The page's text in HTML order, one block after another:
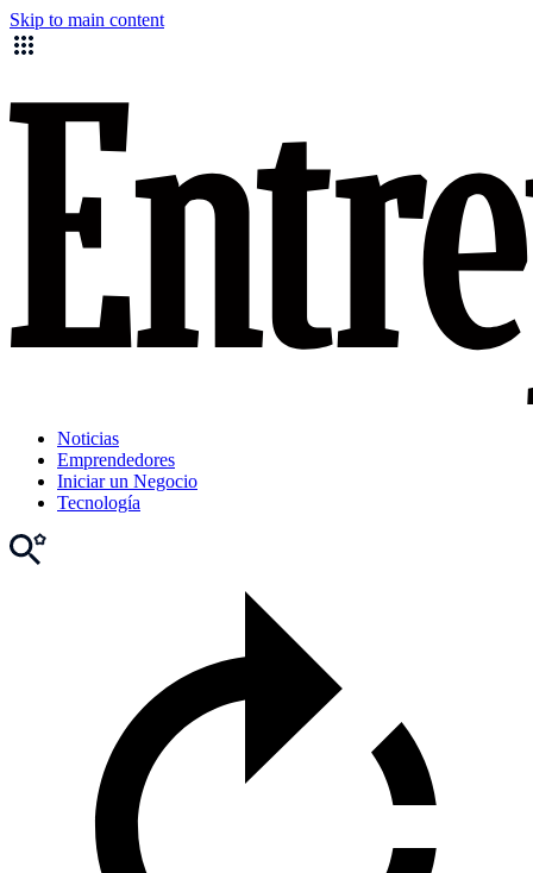
Skip to main content
Noticias
Emprendedores
Iniciar un Negocio
Tecnología